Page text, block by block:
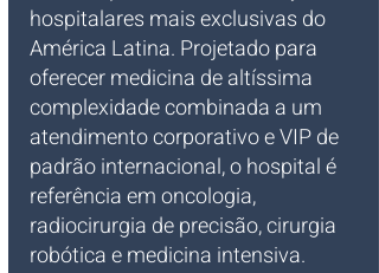
hospitalares mais exclusivas do
América Latina. Projetado para
oferecer medicina de altíssima
complexidade combinada a um
atendimento corporativo e VIP de
padrão internacional, o hospital é
referência em oncologia,
radiocirurgia de precisão, cirurgia
robótica e medicina intensiva.